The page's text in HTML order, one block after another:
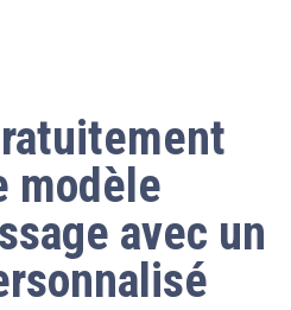
modèle
avec un